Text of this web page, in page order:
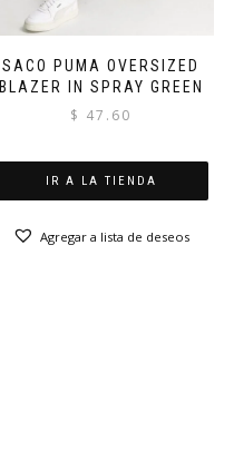
SACO PUMA OVERSIZED
BLAZER IN SPRAY GREEN
$ 47.60
IR A LA TIENDA
Agregar a lista de deseos